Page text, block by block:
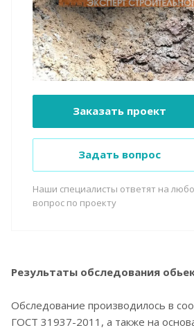
Заказать проект
Задать вопрос
Наши специалисты ответят на
вопрос по проекту
Результаты обследования
Обследование производилось в
ГОСТ 31937-2011, а также на